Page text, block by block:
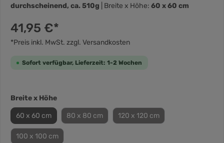
durchscheinend, ca. 510g
| Breite x Höhe: 60 x 60 cm
41,95 €*
*Preis inkl. MwSt. zzgl. Versandkosten
Sofort verfügbar, Lieferzeit: 1-2 Wochen
Breite x Höhe
60 x 60 cm 80 x 80 cm 120 x 120 cm
100 x 100 cm